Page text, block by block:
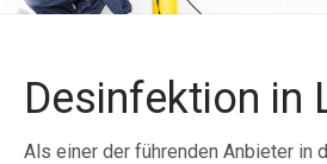
Desinfektion in
Als einer der führenden Anbieter in